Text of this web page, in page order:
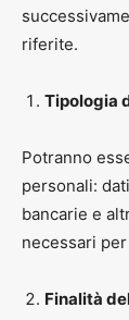
riferite.
Tipologia
Potranno
personali:
bancarie e
necessari
Finalità